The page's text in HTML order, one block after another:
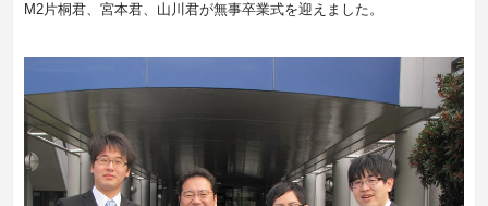
M2片桐君、宮本君、山川君が無事卒業式を迎えました。